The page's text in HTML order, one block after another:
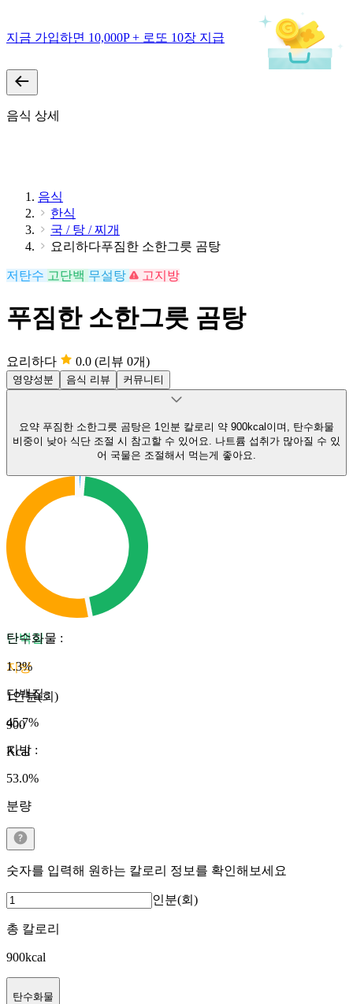
지금 가입하면 10,000P + 로또 10장 지급
음식 상세
음식
한식
국 / 탕 / 찌개
요리하다푸짐한 소한그릇 곰탕
저탄수 고단백 무설탕 고지방
푸짐한 소한그릇 곰탕
요리하다 0.0 (리뷰 0개)
영양성분 음식 리뷰 커뮤니티
요약 푸짐한 소한그릇 곰탕은 1인분 칼로리 약 900kcal이며, 탄수화물
비중이 낮아 식단 조절 시 참고할 수 있어요. 나트륨 섭취가 많아질 수 있
어 국물은 조절해서 먹는게 좋아요.
단백질
지방
1인분(회)
900
Kcal
탄수화물 :
1.3%
단백질:
45.7%
지방 :
53.0%
분량
숫자를 입력해 원하는 칼로리 정보를 확인해보세요
인분(회)
총 칼로리
900kcal
탄수화물